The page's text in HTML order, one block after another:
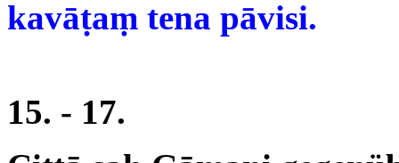
kavāṭaṃ tena pāvisi.
15. - 17.